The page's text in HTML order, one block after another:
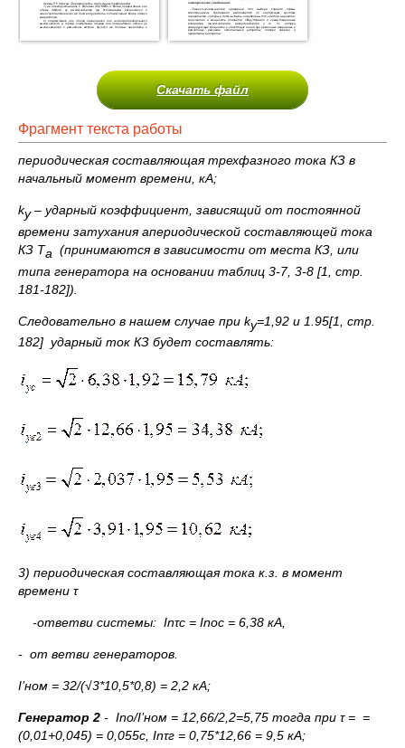
Скачать файл
Фрагмент текста работы
периодическая составляющая трехфазного тока КЗ в
начальный момент времени, кА;
kу– ударный коэффициент, зависящий от постоянной
времени затухания апериодической составляющей тока
КЗ Та (принимаются в зависимости от места КЗ, или
типа генератора на основании таблиц 3-7, 3-8 [1, стр.
181-182]).
Следовательно в нашем случае при kу=1,92 и 1.95[1, стр.
182] ударный ток КЗ будет составлять:
3) периодическая составляющая тока к.з. в момент
времени τ
-ответви системы: Inτc = Inоc = 6,38 кА,
- от ветви генераторов.
I’ном = 32/(√3*10,5*0,8) = 2,2 кА;
Генератор 2 - Inо/I’ном = 12,66/2,2=5,75 тогда при τ = =
(0,01+0,045) = 0,055с, Inτг = 0,75*12,66 = 9,5 кА;